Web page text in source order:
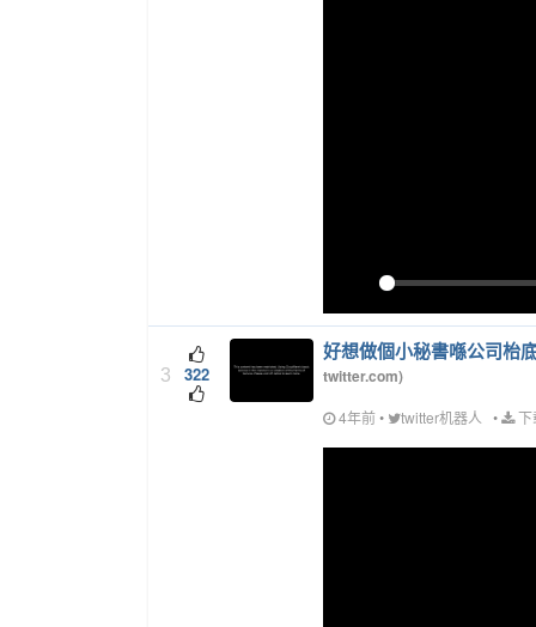
3 322
好想做個小秘書‍喺公司枱
twitter.com)
4年前• twitter机器人 • 下